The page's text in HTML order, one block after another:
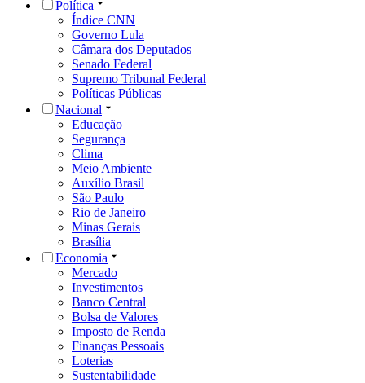
Política
Índice CNN
Governo Lula
Câmara dos Deputados
Senado Federal
Supremo Tribunal Federal
Políticas Públicas
Nacional
Educação
Segurança
Clima
Meio Ambiente
Auxílio Brasil
São Paulo
Rio de Janeiro
Minas Gerais
Brasília
Economia
Mercado
Investimentos
Banco Central
Bolsa de Valores
Imposto de Renda
Finanças Pessoais
Loterias
Sustentabilidade